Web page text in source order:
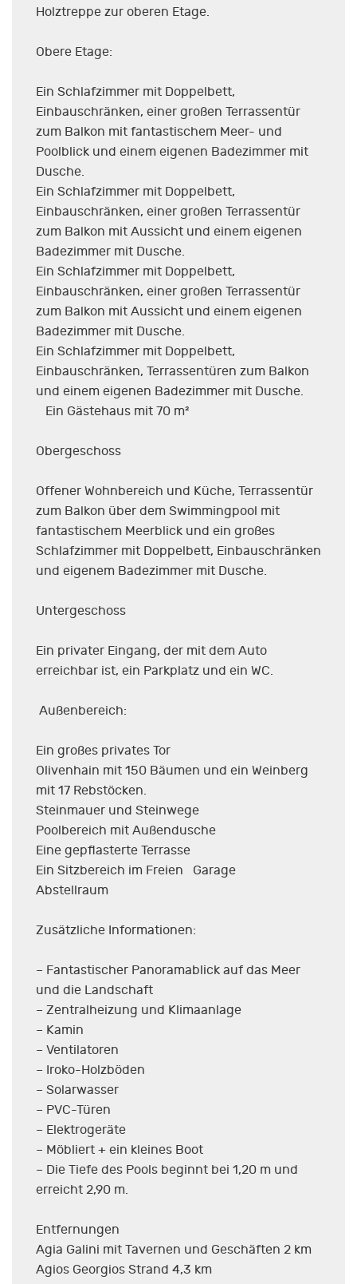
Holztreppe zur oberen Etage.
Obere Etage:
Ein Schlafzimmer mit Doppelbett,
Einbauschränken, einer großen Terrassentür
zum Balkon mit fantastischem Meer- und
Poolblick und einem eigenen Badezimmer mit
Dusche.
Ein Schlafzimmer mit Doppelbett,
Einbauschränken, einer großen Terrassentür
zum Balkon mit Aussicht und einem eigenen
Badezimmer mit Dusche.
Ein Schlafzimmer mit Doppelbett,
Einbauschränken, einer großen Terrassentür
zum Balkon mit Aussicht und einem eigenen
Badezimmer mit Dusche.
Ein Schlafzimmer mit Doppelbett,
Einbauschränken, Terrassentüren zum Balkon
und einem eigenen Badezimmer mit Dusche.
Ein Gästehaus mit 70 m²
Obergeschoss
Offener Wohnbereich und Küche, Terrassentür
zum Balkon über dem Swimmingpool mit
fantastischem Meerblick und ein großes
Schlafzimmer mit Doppelbett, Einbauschränken
und eigenem Badezimmer mit Dusche.
Untergeschoss
Ein privater Eingang, der mit dem Auto
erreichbar ist, ein Parkplatz und ein WC.
Außenbereich:
Ein großes privates Tor
Olivenhain mit 150 Bäumen und ein Weinberg
mit 17 Rebstöcken.
Steinmauer und Steinwege
Poolbereich mit Außendusche
Eine gepflasterte Terrasse
Ein Sitzbereich im Freien Garage
Abstellraum
Zusätzliche Informationen:
– Fantastischer Panoramablick auf das Meer
und die Landschaft
– Zentralheizung und Klimaanlage
– Kamin
– Ventilatoren
– Iroko-Holzböden
– Solarwasser
– PVC-Türen
– Elektrogeräte
– Möbliert + ein kleines Boot
– Die Tiefe des Pools beginnt bei 1,20 m und
erreicht 2,90 m.
Entfernungen
Agia Galini mit Tavernen und Geschäften 2 km
Agios Georgios Strand 4,3 km